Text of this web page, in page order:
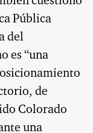
Pública
del
es “una
de
Colorado
una